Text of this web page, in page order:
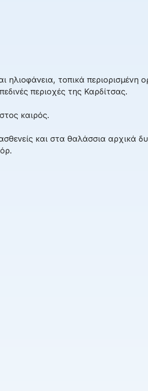
ηλιοφάνεια, τοπικά περιορισμένη
περιοχές της Καρδίτσας.
καιρός.
και στα θαλάσσια αρχικά